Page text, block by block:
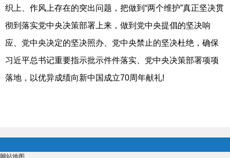
织上、作风上存在的突出问题，把做到“两个维护”真正坚决贯
彻到落实党中央决策部署上来，做到党中央提倡的坚决响
应、党中央决定的坚决照办、党中央禁止的坚决杜绝，确保
习近平总书记重要指示批示件件落实、党中央决策部署项项
落地，以优异成绩向新中国成立70周年献礼!
网站地图